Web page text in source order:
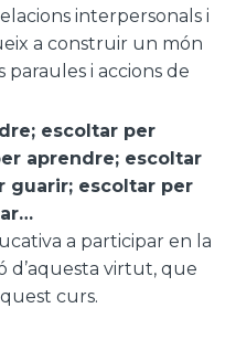
interpersonals i
a construir un món
paraules i accions de
escoltar per
aprendre; escoltar
guarir; escoltar per
a participar en la
d’aquesta virtut, que
curs.